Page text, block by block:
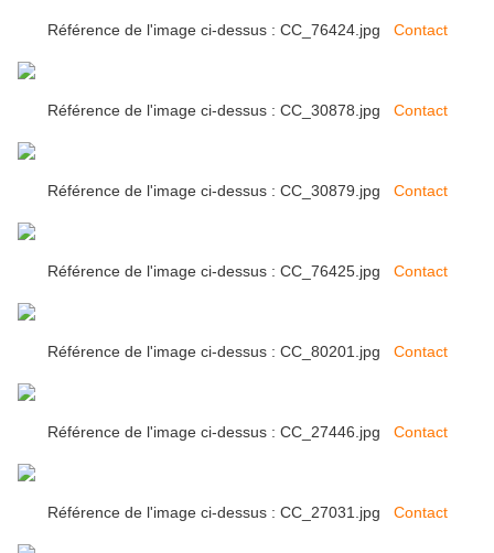
Référence de l'image ci-dessus : CC_76424.jpg Contact
Référence de l'image ci-dessus : CC_30878.jpg Contact
Référence de l'image ci-dessus : CC_30879.jpg Contact
Référence de l'image ci-dessus : CC_76425.jpg Contact
Référence de l'image ci-dessus : CC_80201.jpg Contact
Référence de l'image ci-dessus : CC_27446.jpg Contact
Référence de l'image ci-dessus : CC_27031.jpg Contact